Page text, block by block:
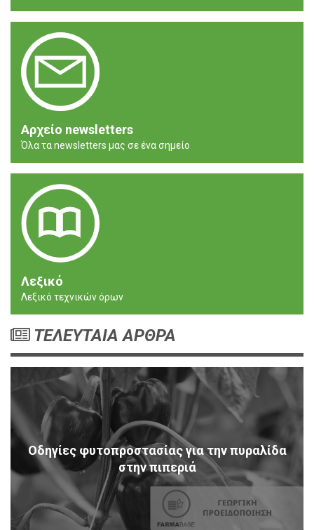
Αρχείο newsletters
Όλα τα newsletters μας σε ένα σημείο
Λεξικό
Λεξικό τεχνικών όρων
ΤΕΛΕΥΤΑΙΑ ΑΡΘΡΑ
Οδηγίες φυτοπροστασίας για την πυραλίδα
στην πιπεριά